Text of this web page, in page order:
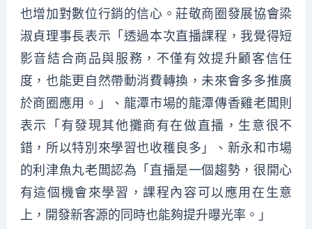
也增加對數位行銷的信心。莊敬商圈發展協會梁
淑貞理事長表示「透過本次直播課程，我覺得短
影音結合商品與服務，不僅有效提升顧客信任
度，也能更自然帶動消費轉換，未來會多多推廣
於商圈應用。」、龍潭市場的龍潭傳香雞老闆則
表示「有發現其他攤商有在做直播，生意很不
錯，所以特別來學習也收穫良多」、新永和市場
的利津魚丸老闆認為「直播是一個趨勢，很開心
有這個機會來學習，課程內容可以應用在生意
上，開發新客源的同時也能夠提升曝光率。」